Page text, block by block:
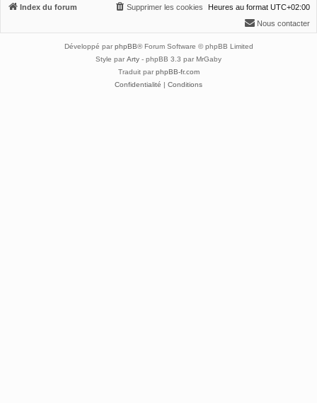
e
Index du forum Heures au format UTC+02:00
Supprimer les cookies
Nous contacter
Développé par phpBB® Forum Software © phpBB Limited
Style par Arty - phpBB 3.3 par MrGaby
Traduit par phpBB-fr.com
Confidentialité
Conditions